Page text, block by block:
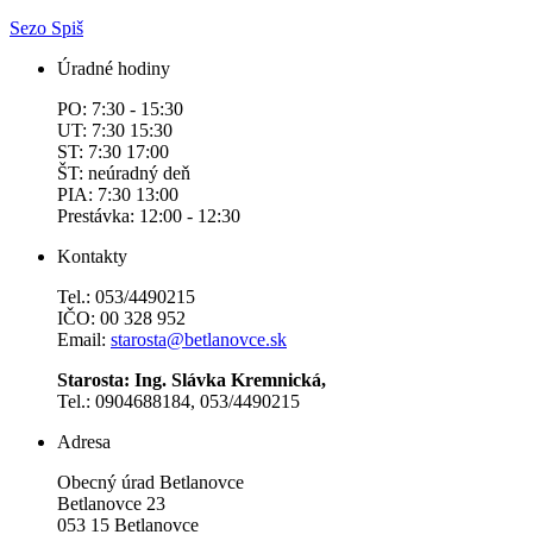
Sezo Spiš
Úradné hodiny
PO: 7:30 - 15:30
UT: 7:30 15:30
ST: 7:30 17:00
ŠT: neúradný deň
PIA: 7:30 13:00
Prestávka: 12:00 - 12:30
Kontakty
Tel.: 053/4490215
IČO: 00 328 952
Email: starosta@betlanovce.sk
Starosta: Ing. Slávka Kremnická,
Tel.: 0904688184, 053/4490215
Adresa
Obecný úrad Betlanovce
Betlanovce 23
053 15 Betlanovce